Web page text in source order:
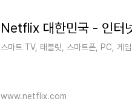
스마트 TV, 태블릿, 스마트폰, PC, 게
www.netflix.com